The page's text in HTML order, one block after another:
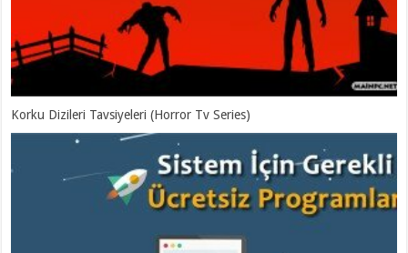
Korku Dizileri Tavsiyeleri (Horror Tv Series)